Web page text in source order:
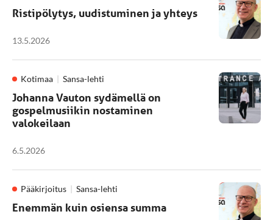
Ristipölytys, uudistuminen ja yhteys
13.5.2026
Kotimaa Sansa-lehti
Johanna Vauton sydämellä on
gospelmusiikin nostaminen
valokeilaan
6.5.2026
Pääkirjoitus Sansa-lehti
Enemmän kuin osiensa summa